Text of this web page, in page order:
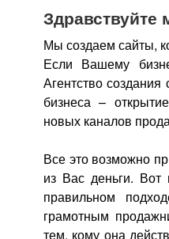
Мы создаем сайты,
Если Вашему
Агентство
бизнеса –
новых каналов
Все это возможно
из Вас деньги. Вот
правильном
грамотным
тем, кому она